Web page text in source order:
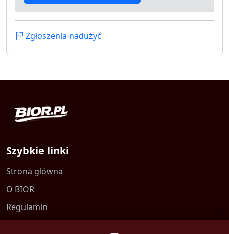
Zgłoszenia nadużyć
Szybkie linki
Strona główna
O BIOR
Regulamin